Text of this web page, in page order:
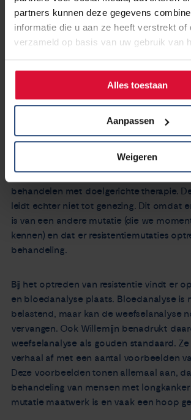
partners kunnen deze gegevens
informatie die u aan ze heeft verstrekt of
verzameld op basis van uw gebruik van
Alles toestaan
Aanpassen
Weigeren
gekomen over longkanker. Daar waar
in 1990 allemaal in één vergaarbak
veel meer onderscheid maken en een
patiënten met hele specifieke
Bij rokers heeft het tumorweefsel een
load’: er zitten veel dna-fouten in, soms
moeilijk te behandelen.
Bij niet-rokers komt er praktisch altijd
voor in het tumorweefsel. Deze
behandelen met doelgerichte therapie.
leidt echter niet tot genezing. Dit omdat
is van een andere mutatie (die we
kennen) en dat er resistentiemutaties
behandeling.
Bij het optreden van resistentie vindt er
en bloedanalyse plaats. Bloedanalyse is
belastend, maar kan de weefselanalyse
vervangen. Ook Willemijn benadrukt
weefselanalyse als gouden standaard.
verhaal af met een aantal voorbeelden
Deze voorbeelden tonen allemaal aan,
behandeling van mensen met
mutatie maatwerk is en vaak een hoop